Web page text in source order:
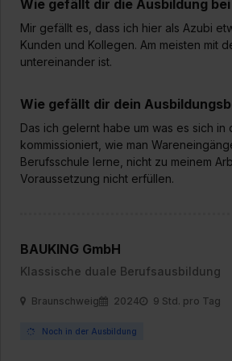
Wie gefällt dir die Ausbildung
Mir gefällt es, dass ich hier als Azubi
Kunden und Kollegen. Am meisten mit
untereinander ist.
Wie gefällt dir dein
Das ich gelernt habe um was es sich
kommissioniert, wie man
Berufsschule lerne, nicht zu meinem
Voraussetzung nicht erfüllen.
BAUKING GmbH
Klassische duale Berufsausbildung
Braunschweig 2024 9 Std. pro Tag
Noch in der Ausbildung